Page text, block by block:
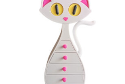
Πρόσθήκη
στην λίστα
επιθυμιών